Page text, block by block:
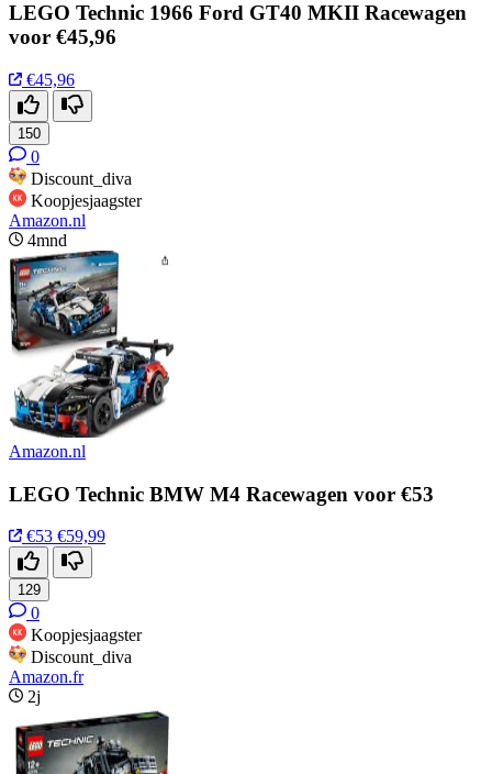
LEGO Technic 1966 Ford GT40 MKII Racewagen
voor €45,96
€45,96
150
0
Discount_diva
Koopjesjaagster
Amazon.nl
4mnd
Amazon.nl
LEGO Technic BMW M4 Racewagen voor €53
€53 €59,99
129
0
Koopjesjaagster
Discount_diva
Amazon.fr
2j